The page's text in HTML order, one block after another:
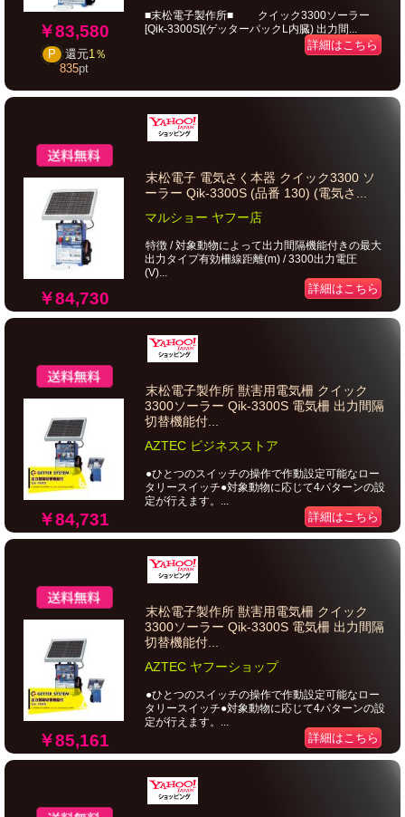
￥83,580
P 還元1％
835pt
■末松電子製作所■ クイック3300ソーラー
[Qik-3300S](ゲッターパックL内臓) 出力間...
詳細はこちら
￥84,730
末松電子 電気さく本器 クイック3300 ソ
ーラー Qik-3300S (品番 130) (電気さ...
マルショー ヤフー店
特徴 / 対象動物によって出力間隔機能付きの最大
出力タイプ有効柵線距離(m) / 3300出力電圧
(V)...
詳細はこちら
￥84,731
末松電子製作所 獣害用電気柵 クイック
3300ソーラー Qik-3300S 電気柵 出力間隔
切替機能付...
AZTEC ビジネスストア
●ひとつのスイッチの操作で作動設定可能なロー
タリースイッチ●対象動物に応じて4パターンの設
定が行えます。...
詳細はこちら
￥85,161
末松電子製作所 獣害用電気柵 クイック
3300ソーラー Qik-3300S 電気柵 出力間隔
切替機能付...
AZTEC ヤフーショップ
●ひとつのスイッチの操作で作動設定可能なロー
タリースイッチ●対象動物に応じて4パターンの設
定が行えます。...
詳細はこちら